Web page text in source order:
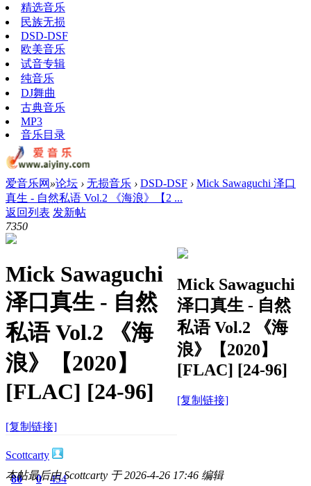
精选音乐
民族无损
DSD-DSF
欧美音乐
试音专辑
纯音乐
DJ舞曲
古典音乐
MP3
音乐目录
爱音乐网 »论坛 › 无损音乐 › DSD-DSF › Mick Sawaguchi 泽口
真生 - 自然私语 Vol.2 《海浪》【2 ...
返回列表 发新帖
7350
Mick Sawaguchi
泽口真生 - 自然
私语 Vol.2 《海
浪》【2020】
[FLAC] [24-96]
[复制链接]
Mick Sawaguchi
泽口真生 - 自然
私语 Vol.2 《海
浪》【2020】
[FLAC] [24-96]
[复制链接]
Scottcarty
80
0 454
本帖最后由 Scottcarty 于 2026-4-26 17:46 编辑